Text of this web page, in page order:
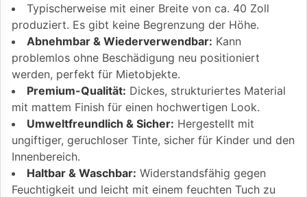
Typischerweise mit einer Breite von ca. 40 Zoll
produziert. Es gibt keine Begrenzung der Höhe.
Abnehmbar & Wiederverwendbar: Kann
problemlos ohne Beschädigung neu positioniert
werden, perfekt für Mietobjekte.
Premium-Qualität: Dickes, strukturiertes Material
mit mattem Finish für einen hochwertigen Look.
Umweltfreundlich & Sicher: Hergestellt mit
ungiftiger, geruchloser Tinte, sicher für Kinder und den
Innenbereich.
Haltbar & Waschbar: Widerstandsfähig gegen
Feuchtigkeit und leicht mit einem feuchten Tuch zu